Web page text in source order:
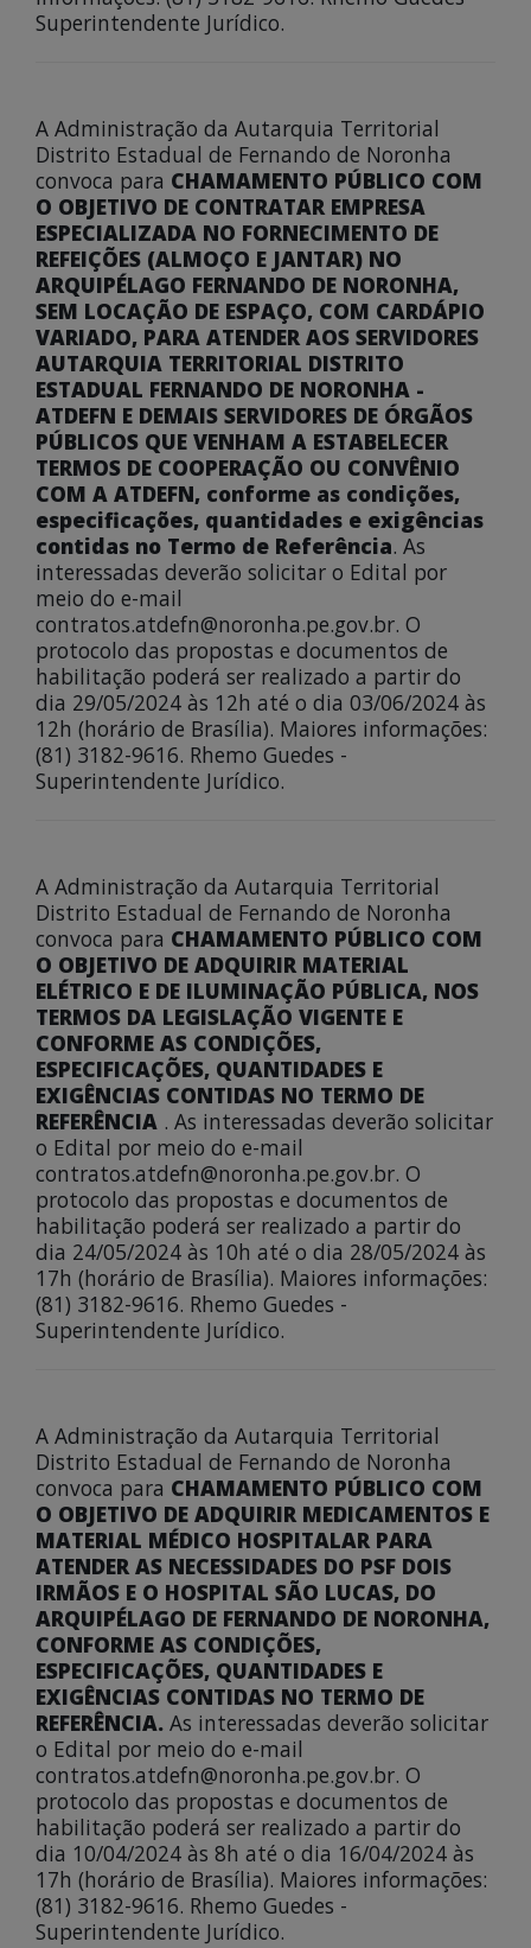
Superintendente Jurídico.
A Administração da Autarquia Territorial
Distrito Estadual de Fernando de Noronha
convoca para CHAMAMENTO PÚBLICO COM
O OBJETIVO DE CONTRATAR EMPRESA
ESPECIALIZADA NO FORNECIMENTO DE
REFEIÇÕES (ALMOÇO E JANTAR) NO
ARQUIPÉLAGO FERNANDO DE NORONHA,
SEM LOCAÇÃO DE ESPAÇO, COM CARDÁPIO
VARIADO, PARA ATENDER AOS SERVIDORES
AUTARQUIA TERRITORIAL DISTRITO
ESTADUAL FERNANDO DE NORONHA -
ATDEFN E DEMAIS SERVIDORES DE ÓRGÃOS
PÚBLICOS QUE VENHAM A ESTABELECER
TERMOS DE COOPERAÇÃO OU CONVÊNIO
COM A ATDEFN, conforme as condições,
especificações, quantidades e exigências
contidas no Termo de Referência. As
interessadas deverão solicitar o Edital por
meio do e-mail
contratos.atdefn@noronha.pe.gov.br. O
protocolo das propostas e documentos de
habilitação poderá ser realizado a partir do
dia 29/05/2024 às 12h até o dia 03/06/2024 às
12h (horário de Brasília). Maiores informações:
(81) 3182-9616. Rhemo Guedes -
Superintendente Jurídico.
A Administração da Autarquia Territorial
Distrito Estadual de Fernando de Noronha
convoca para CHAMAMENTO PÚBLICO COM
O OBJETIVO DE ADQUIRIR MATERIAL
ELÉTRICO E DE ILUMINAÇÃO PÚBLICA, NOS
TERMOS DA LEGISLAÇÃO VIGENTE E
CONFORME AS CONDIÇÕES,
ESPECIFICAÇÕES, QUANTIDADES E
EXIGÊNCIAS CONTIDAS NO TERMO DE
REFERÊNCIA . As interessadas deverão solicitar
o Edital por meio do e-mail
contratos.atdefn@noronha.pe.gov.br. O
protocolo das propostas e documentos de
habilitação poderá ser realizado a partir do
dia 24/05/2024 às 10h até o dia 28/05/2024 às
17h (horário de Brasília). Maiores informações:
(81) 3182-9616. Rhemo Guedes -
Superintendente Jurídico.
A Administração da Autarquia Territorial
Distrito Estadual de Fernando de Noronha
convoca para CHAMAMENTO PÚBLICO COM
O OBJETIVO DE ADQUIRIR MEDICAMENTOS E
MATERIAL MÉDICO HOSPITALAR PARA
ATENDER AS NECESSIDADES DO PSF DOIS
IRMÃOS E O HOSPITAL SÃO LUCAS, DO
ARQUIPÉLAGO DE FERNANDO DE NORONHA,
CONFORME AS CONDIÇÕES,
ESPECIFICAÇÕES, QUANTIDADES E
EXIGÊNCIAS CONTIDAS NO TERMO DE
REFERÊNCIA. As interessadas deverão solicitar
o Edital por meio do e-mail
contratos.atdefn@noronha.pe.gov.br. O
protocolo das propostas e documentos de
habilitação poderá ser realizado a partir do
dia 10/04/2024 às 8h até o dia 16/04/2024 às
17h (horário de Brasília). Maiores informações:
(81) 3182-9616. Rhemo Guedes -
Superintendente Jurídico.